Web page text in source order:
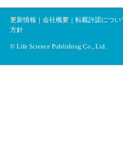
更新情報 ｜会社概要 ｜転載許諾につい
方針
© Life Science Publishing Co., Ltd.